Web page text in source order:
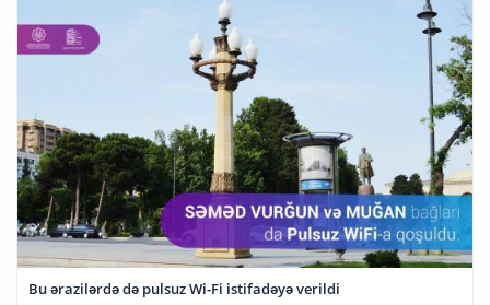
Bu ərazilərdə də pulsuz Wi-Fi istifadəyə verildi